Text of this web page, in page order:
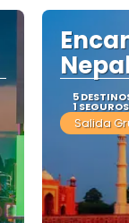
5
1 SEGUROS
Salida